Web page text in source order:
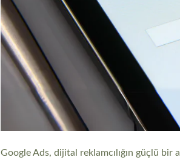
Google Ads, dijital reklamcılığın güçlü bir